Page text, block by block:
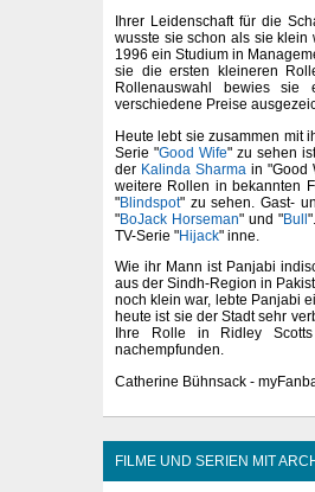
Ihrer Leidenschaft für die
wusste sie schon als sie klein
1996 ein Studium in
sie die ersten kleineren
Rollenauswahl bewies
verschiedene Preise
Heute lebt sie zusammen mit
Serie "Good Wife" zu sehen
der Kalinda Sharma in "Good
weitere Rollen in bekannten
"Blindspot" zu sehen. Gast-
"BoJack Horseman" und "Bull
TV-Serie "Hijack" inne.
Wie ihr Mann ist Panjabi
aus der Sindh-Region in
noch klein war, lebte Panjabi
heute ist sie der Stadt sehr
Ihre Rolle in Ridley
nachempfunden.
Catherine Bühnsack -
FILME UND SERIEN MIT